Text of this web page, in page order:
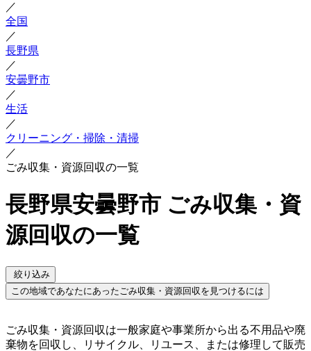
／
全国
／
長野県
／
安曇野市
／
生活
／
クリーニング・掃除・清掃
／
ごみ収集・資源回収の一覧
長野県安曇野市 ごみ収集・資
源回収の一覧
絞り込み
この地域であなたにあったごみ収集・資源回収を見つけるには
ごみ収集・資源回収は一般家庭や事業所から出る不用品や廃
棄物を回収し、リサイクル、リユース、または修理して販売